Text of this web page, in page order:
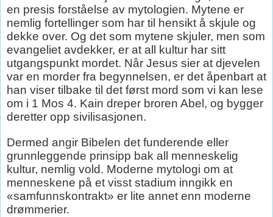
en presis forståelse av mytologien. Mytene er
nemlig fortellinger som har til hensikt å skjule og
dekke over. Og det som mytene skjuler, men som
evangeliet avdekker, er at all kultur har sitt
utgangspunkt mordet. Når Jesus sier at djevelen
var en morder fra begynnelsen, er det åpenbart at
han viser tilbake til det først mord som vi kan lese
om i 1 Mos 4. Kain dreper broren Abel, og bygger
deretter opp sivilisasjonen.
Dermed angir Bibelen det funderende eller
grunnleggende prinsipp bak all menneskelig
kultur, nemlig vold. Moderne mytologi om at
menneskene på et visst stadium inngikk en
«samfunnskontrakt» er lite annet enn moderne
drømmerier.